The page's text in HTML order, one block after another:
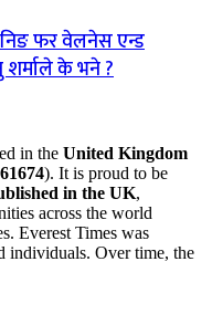
फर वेलनेस एन्ड
शर्माले के भने ?
in the United Kingdom
). It is proud to be
in the UK,
across the world
Everest Times was
individuals. Over time, the